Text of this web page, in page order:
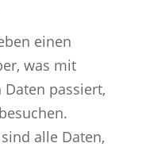
einen
was mit
passiert,
alle Daten,